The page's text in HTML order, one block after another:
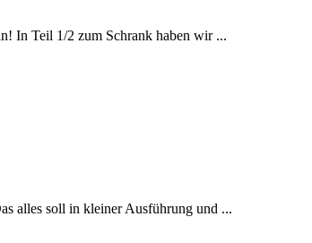
In Teil 1/2 zum Schrank haben wir ...
alles soll in kleiner Ausführung und ...